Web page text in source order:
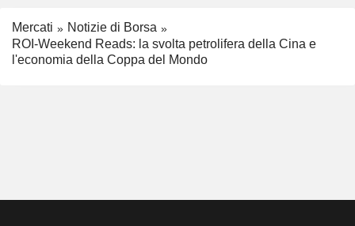
Mercati
Notizie di Borsa
ROI-Weekend Reads: la svolta petrolifera della Cina e
l'economia della Coppa del Mondo